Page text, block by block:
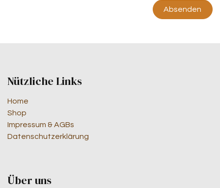
Absenden
Nützliche Links
Home
Shop
Impressum & AGBs
Datenschutzerklärung
Über uns